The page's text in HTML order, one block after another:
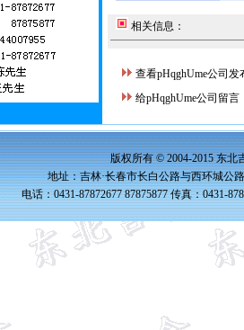
相关信息：
查看pHqghUme公司发
给pHqghUme公司留言
版权所有 © 2004-2015 东北
地址：吉林·长春市长白公路与西环城公
电话：0431-87872677 87875877 传真：0431-